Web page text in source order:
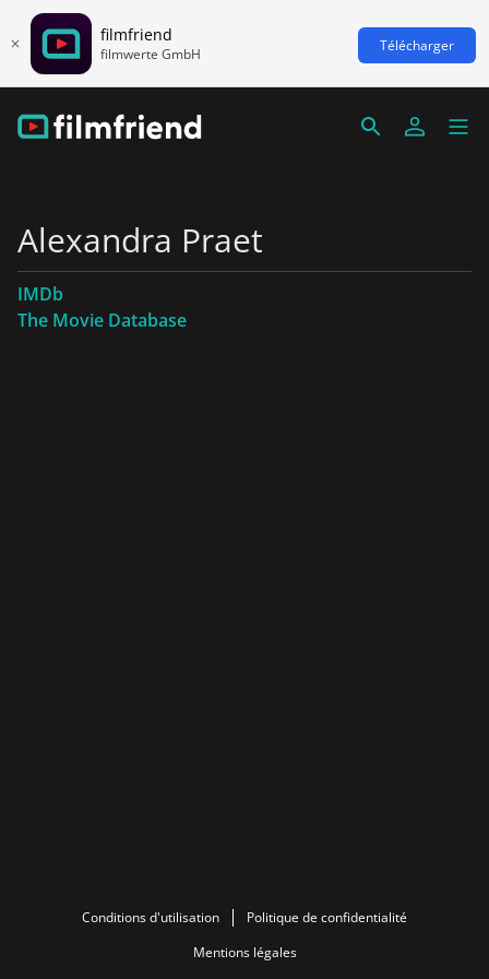
filmfriend
filmwerte GmbH Télécharger
Alexandra Praet
IMDb
The Movie Database
Conditions d'utilisation
Politique de confidentialité
Mentions légales